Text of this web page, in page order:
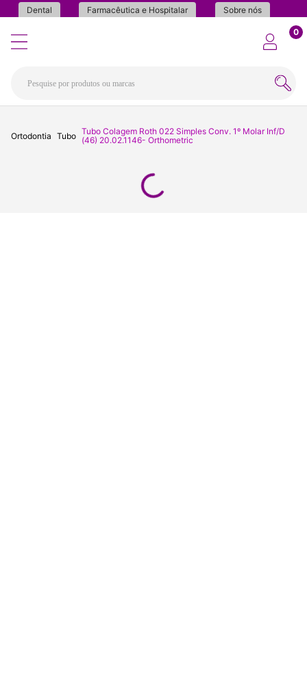
Dental Farmacêutica e Hospitalar Sobre nós
0
Ortodontia Tubo Tubo Colagem Roth 022 Simples Conv. 1º Molar Inf/D
(46) 20.02.1146- Orthometric